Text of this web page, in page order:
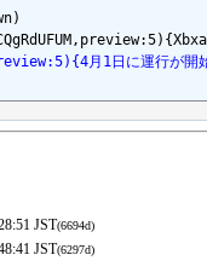
月1日に運行が開始
JST(6694d)
JST(6297d)